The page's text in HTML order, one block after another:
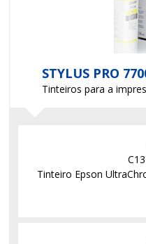
STYLUS PRO
Tinteiros para a
Tinteiro Epson